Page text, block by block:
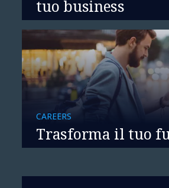
tuo business
CAREERS
Trasforma il tuo